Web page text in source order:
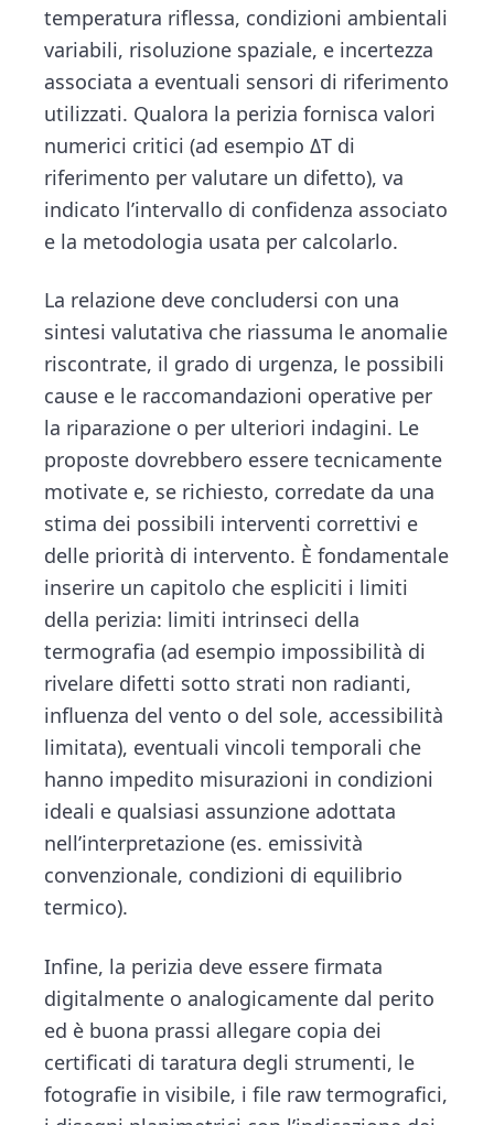
temperatura riflessa, condizioni ambientali
variabili, risoluzione spaziale, e incertezza
associata a eventuali sensori di riferimento
utilizzati. Qualora la perizia fornisca valori
numerici critici (ad esempio ΔT di
riferimento per valutare un difetto), va
indicato l’intervallo di confidenza associato
e la metodologia usata per calcolarlo.
La relazione deve concludersi con una
sintesi valutativa che riassuma le anomalie
riscontrate, il grado di urgenza, le possibili
cause e le raccomandazioni operative per
la riparazione o per ulteriori indagini. Le
proposte dovrebbero essere tecnicamente
motivate e, se richiesto, corredate da una
stima dei possibili interventi correttivi e
delle priorità di intervento. È fondamentale
inserire un capitolo che espliciti i limiti
della perizia: limiti intrinseci della
termografia (ad esempio impossibilità di
rivelare difetti sotto strati non radianti,
influenza del vento o del sole, accessibilità
limitata), eventuali vincoli temporali che
hanno impedito misurazioni in condizioni
ideali e qualsiasi assunzione adottata
nell’interpretazione (es. emissività
convenzionale, condizioni di equilibrio
termico).
Infine, la perizia deve essere firmata
digitalmente o analogicamente dal perito
ed è buona prassi allegare copia dei
certificati di taratura degli strumenti, le
fotografie in visibile, i file raw termografici,